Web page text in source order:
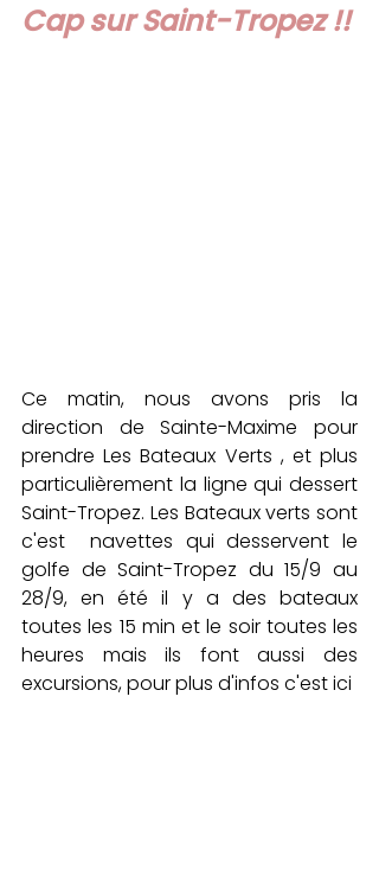
Cap sur Saint-Tropez !!
Ce matin, nous avons pris la
direction de Sainte-Maxime pour
prendre Les Bateaux Verts , et plus
particulièrement la ligne qui dessert
Saint-Tropez. Les Bateaux verts sont
c'est  navettes qui desservent le
golfe de Saint-Tropez du 15/9 au
28/9, en été il y a des bateaux
toutes les 15 min et le soir toutes les
heures mais ils font aussi des
excursions, pour plus d'infos c'est ici